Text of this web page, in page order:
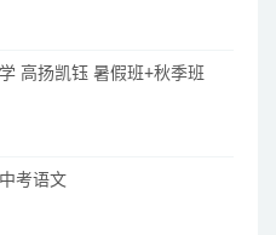
高扬凯钰 暑假班+秋季班
考语文